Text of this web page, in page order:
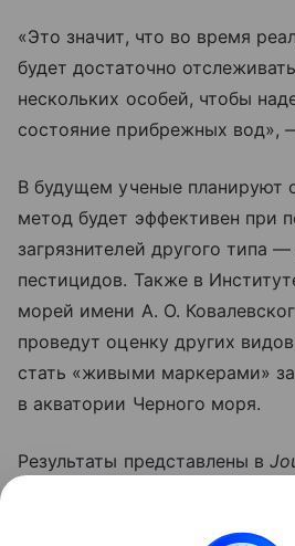
«Это значит, что во время
будет достаточно
нескольких особей, чтобы
состояние прибрежных вод»,
В будущем ученые планируют
метод будет эффективен при
загрязнителей другого типа
пестицидов. Также в
морей имени А. О.
проведут оценку других
стать «живыми маркерами»
в акватории Черного моря.
Результаты представлены в